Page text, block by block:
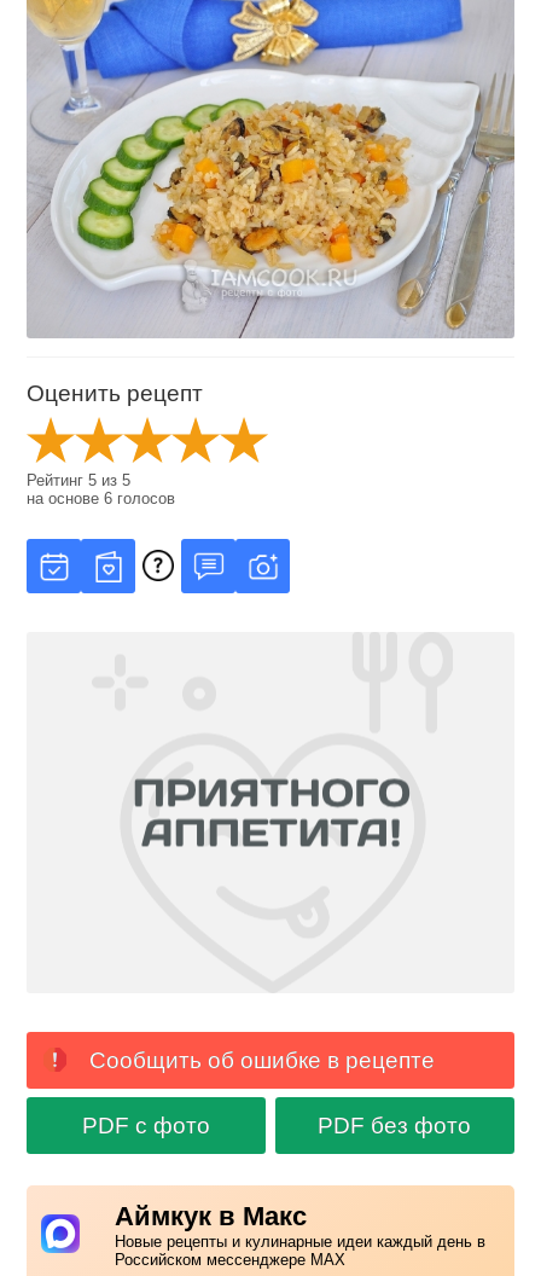
Оценить рецепт
Рейтинг5 из5
на основе6 голосов
Сообщить об ошибке в рецепте
PDF с фото PDF без фото
Аймкук в Макс
Новые рецепты и кулинарные идеи каждый день в
Российском мессенджере MAX